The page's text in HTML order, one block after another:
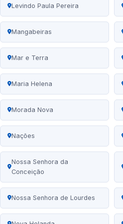
Levindo Paula Pereira
Mangabeiras
Mar e Terra
Maria Helena
Morada Nova
Nações
Nossa Senhora da
Conceição
Nossa Senhora de Lourdes